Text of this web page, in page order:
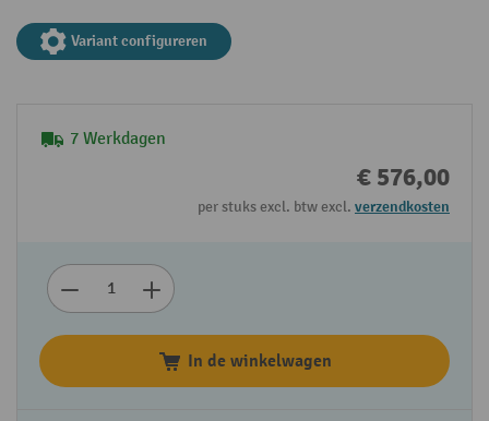
Variant configureren
7 Werkdagen
€ 576,00
per stuks excl. btw excl. verzendkosten
In de winkelwagen